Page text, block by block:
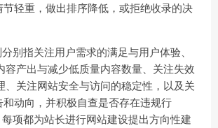
轻重，做出排序降低，或拒绝收录的决
分别指关注用户需求的满足与用户体验、
容产出与减少低质量内容数量、关注失效
、关注网站安全与访问的稳定性，以及关
动向，并积极自查是否存在违规行
每项都为站长进行网站建设提出方向性建